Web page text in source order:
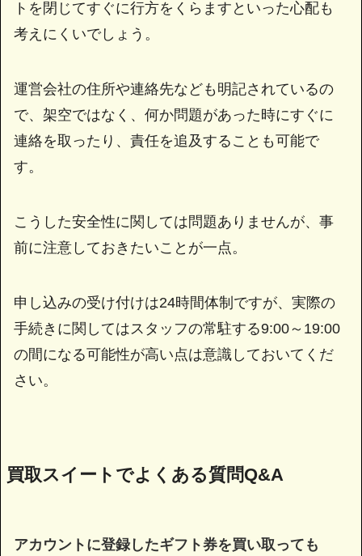
トを閉じてすぐに行方をくらますといった心配も
考えにくいでしょう。
運営会社の住所や連絡先なども明記されているの
で、架空ではなく、何か問題があった時にすぐに
連絡を取ったり、責任を追及することも可能で
す。
こうした安全性に関しては問題ありませんが、事
前に注意しておきたいことが一点。
申し込みの受け付けは24時間体制ですが、実際の
手続きに関してはスタッフの常駐する9:00～19:00
の間になる可能性が高い点は意識しておいてくだ
さい。
買取スイートでよくある質問Q&A
アカウントに登録したギフト券を買い取っても